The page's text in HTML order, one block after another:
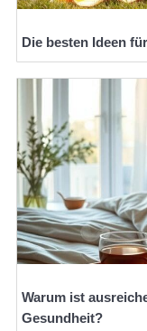
Die besten Ideen
Warum ist
Gesundheit?